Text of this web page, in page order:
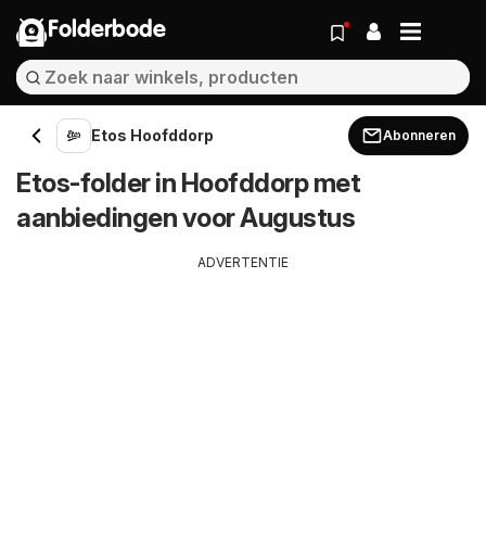
Folderbode
Etos Hoofddorp Abonneren
Etos-folder in Hoofddorp met
aanbiedingen voor Augustus
ADVERTENTIE